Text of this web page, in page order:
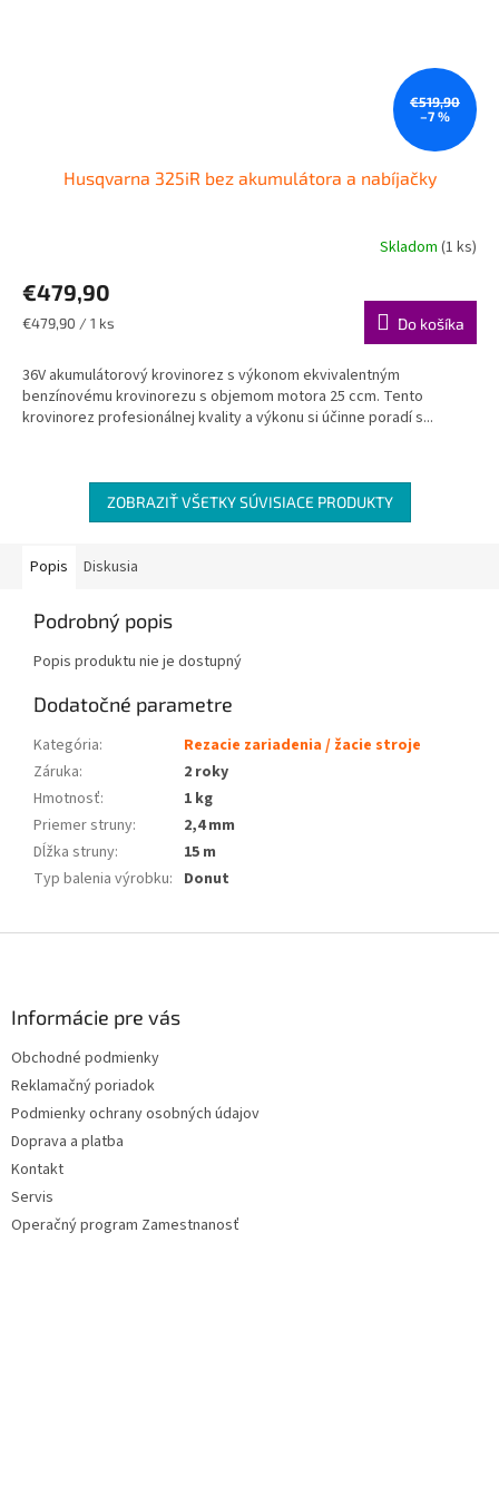
€519,90
–7 %
Husqvarna 325iR​ bez akumulátora a nabíjačky
Skladom (1 ks)
€479,90
Jednotková
€479,90 / 1 ks Do košíka
36V akumulátorový krovinorez s výkonom ekvivalentným
benzínovému krovinorezu s objemom motora 25 ccm. Tento
krovinorez profesionálnej kvality a výkonu si účinne poradí s...
ZOBRAZIŤ VŠETKY SÚVISIACE PRODUKTY
Popis Diskusia
Podrobný popis
Popis produktu nie je dostupný
Dodatočné parametre
Kategória:
Rezacie zariadenia / žacie stroje
Záruka:
2 roky
Hmotnosť:
1 kg
Priemer struny:
2,4 mm
Dĺžka struny:
15 m
Typ balenia výrobku: Donut
Informácie pre vás
Obchodné podmienky
Reklamačný poriadok
Podmienky ochrany osobných údajov
Doprava a platba
Kontakt
Servis
Operačný program Zamestnanosť